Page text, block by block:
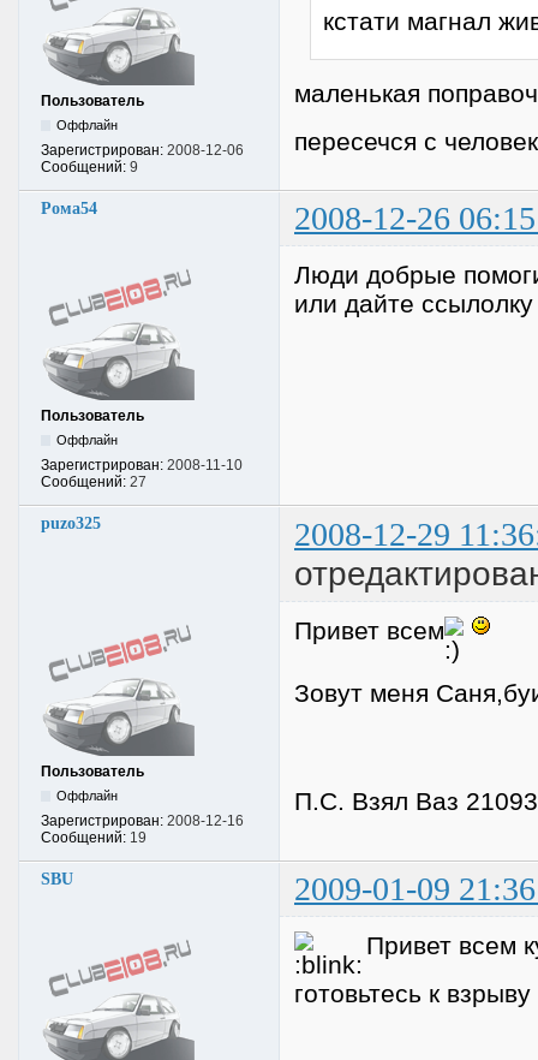
Пользователь
Оффлайн
Зарегистрирован: 2008-12-06
Сообщений: 9
кстати магнал
маленькая
пересечся с
Рома54 2008-12-26
Пользователь
Оффлайн
Зарегистрирован: 2008-11-10
Сообщений: 27
Люди добрые
или дайте
puzo325 2008-12-29
Пользователь
Оффлайн
Зарегистрирован: 2008-12-16
Сообщений: 19
Привет всем
Зовут меня
П.С. Взял Ваз
SBU 2009-01-09
Привет всем
готовьтесь к